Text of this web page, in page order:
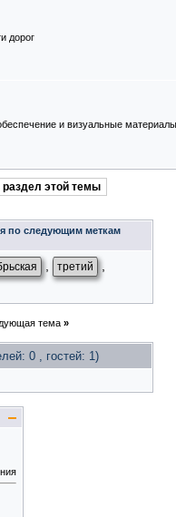
дорог
и визуальные материалы
раздел этой темы
по следующим меткам
третий
тема »
0 , гостей: 1)